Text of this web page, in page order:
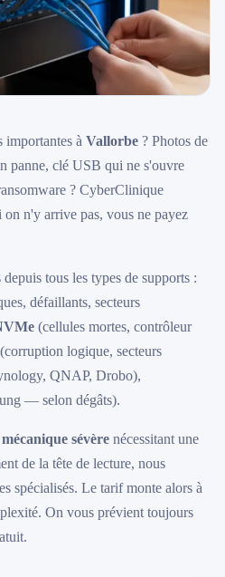
importantes à Vallorbe ? Photos de
panne, clé USB qui ne s'ouvre
? CyberClinique
n'y arrive pas, vous ne payez
tous les types de supports :
défaillants, secteurs
(cellules mortes, contrôleur
(corruption logique, secteurs
QNAP, Drobo),
— selon dégâts).
sévère nécessitant une
de la tête de lecture, nous
spécialisés. Le tarif monte alors à
On vous prévient toujours